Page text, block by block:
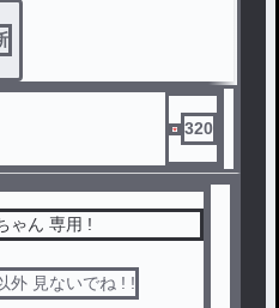
320
ゃん 専用 !
外 見ないでね ! !